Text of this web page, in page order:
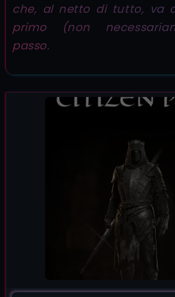
che, al netto di tutto, va
primo (non
passo.